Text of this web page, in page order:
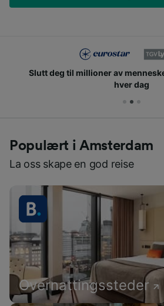
Slutt deg til millioner av
hver dag
Populært i Amsterdam
La oss skape en god reise
Overnattingssteder